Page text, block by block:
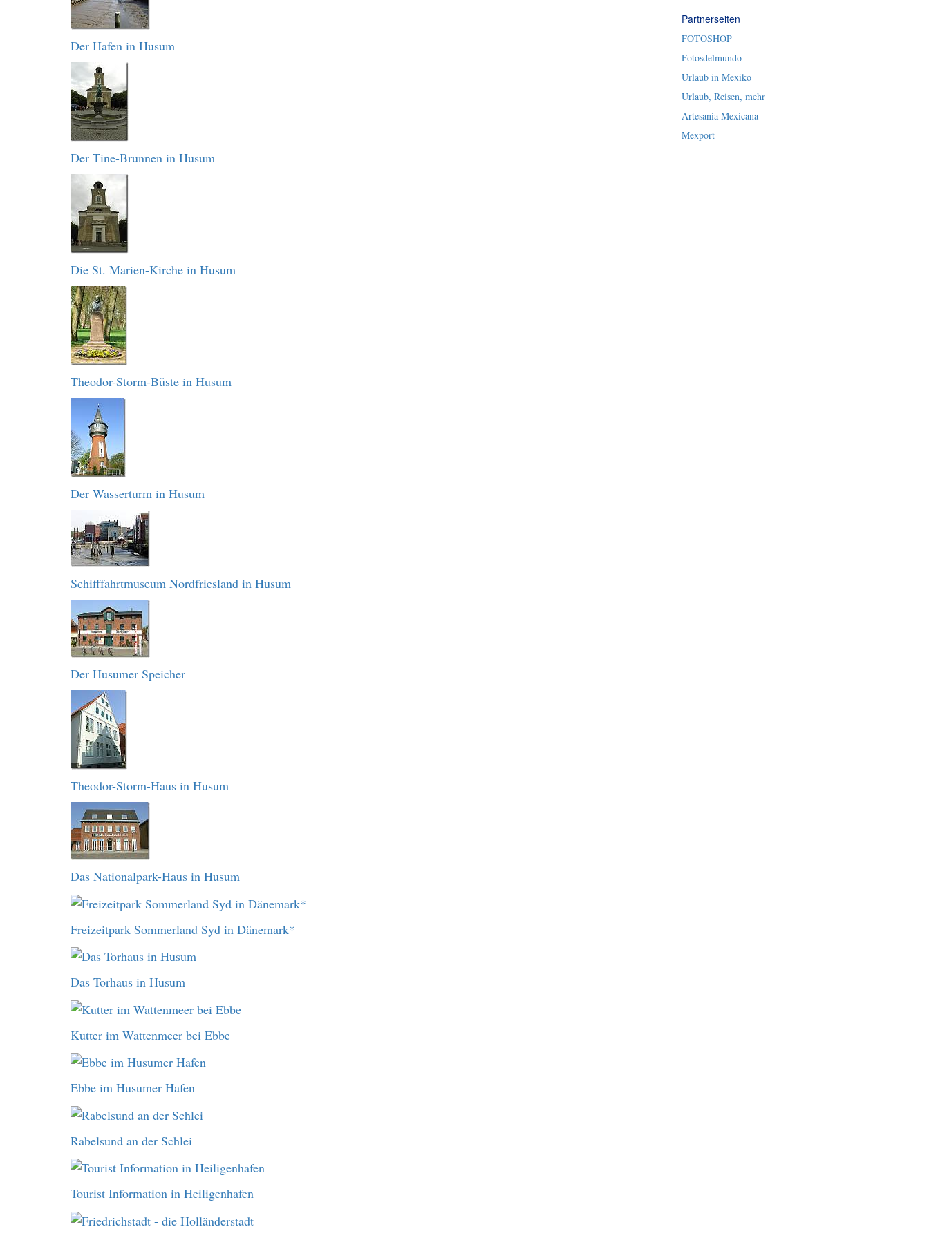
Der Hafen in Husum
Der Tine-Brunnen in Husum
Die St. Marien-Kirche in Husum
Theodor-Storm-Büste in Husum
Der Wasserturm in Husum
Schifffahrtmuseum Nordfriesland in Husum
Der Husumer Speicher
Theodor-Storm-Haus in Husum
Das Nationalpark-Haus in Husum
Freizeitpark Sommerland Syd in Dänemark*
Das Torhaus in Husum
Kutter im Wattenmeer bei Ebbe
Ebbe im Husumer Hafen
Rabelsund an der Schlei
Tourist Information in Heiligenhafen
Partnerseiten
FOTOSHOP
Fotosdelmundo
Urlaub in Mexiko
Urlaub, Reisen, mehr
Artesania Mexicana
Mexport